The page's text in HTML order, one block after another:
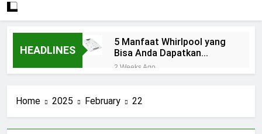
HEADLINES
5 Manfaat Whirlpool yang
Bisa Anda Dapatkan
Secara Gratis
2 Weeks Ago
Perkembangan Bisnis
2 Weeks Ago
Harga Cincin Emas Putih
dan Rekomendasi Terbaik
Home 2025 February 22